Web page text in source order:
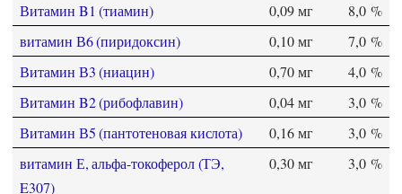
Витамин B1 (тиамин) 0,09 мг
8,0 %
витамин В6 (пиридоксин)
0,10 мг
7,0 %
Витамин В3 (ниацин)
0,70 мг
4,0 %
Витамин B2 (рибофлавин)
0,04 мг
3,0 %
Витамин В5 (пантотеновая кислота)
0,16 мг
3,0 %
витамин Е, альфа-токоферол (ТЭ,
E307)
0,30 мг 3,0 %